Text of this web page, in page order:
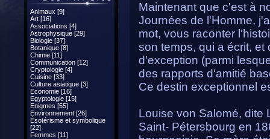
Animaux [9]
Art [16]
Associations [4]
Astrophysique [29]
Biologie [37]
Botanique [8]
Chimie [11]
Communication [12]
Cryptologie [4]
Cuisine [33]
Culture asiatique [3]
Economie [16]
Egyptologie [15]
Enigmes [55]
Environnement [26]
Ésotérisme et symbolique
[22]
Femmes [11]
Maintenant que c'est à
Journées de l'Homme,
mot, vous raconter
son temps, qui a écrit,
d'exception (parmi
des rapports d'amitié
Ce destin exceptionnel
Louise von Salomé, dite
Saint- Pétersbourg en